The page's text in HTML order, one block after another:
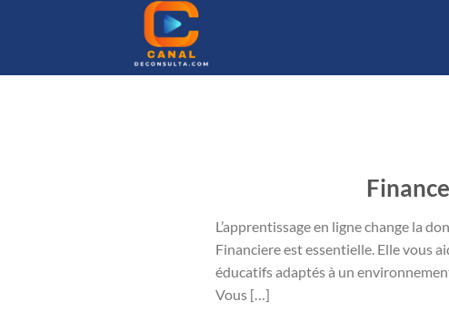
L’apprentissage en ligne change la
Financiere est essentielle. Elle vous
éducatifs adaptés à un
Vous […]